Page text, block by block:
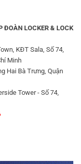
ĐOÀN LOCKER & LOCK
KĐT Sala, Số 74,
Minh
Hai Bà Trưng, Quận
Tower - Số 74,